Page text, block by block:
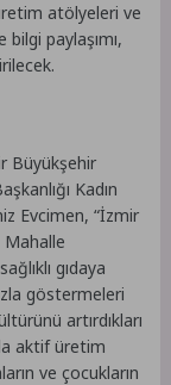
atölyeleri ve
paylaşımı,
Büyükşehir
Kadın
Evcimen, “İzmir
gıdaya
göstermeleri
artırdıkları
aktif üretim
ve çocukların